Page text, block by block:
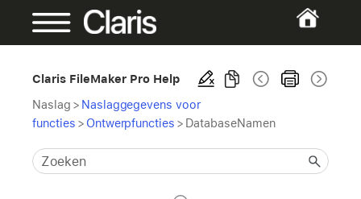
Claris FileMaker Pro Help
Naslag > Naslaggegevens voor
functies > Ontwerpfuncties > DatabaseNamen